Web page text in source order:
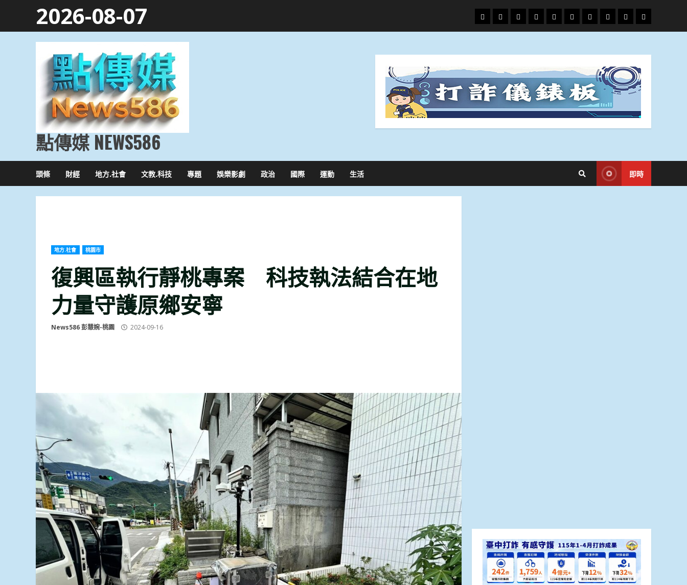
2026-08-07
頭
條
財
經
地
方.
文
教.
專
題
娛
樂
政
治
國
際
運
動
生
活
點傳媒 NEWS586
頭條 財經 地方.社會 文教.科技 專題 娛樂影劇 政治 國際 運動 生活 即時
地方.社會 桃園市
復興區執行靜桃專案 科技執法結合在地
力量守護原鄉安寧
News586 彭慧婉-桃園 2024-09-16